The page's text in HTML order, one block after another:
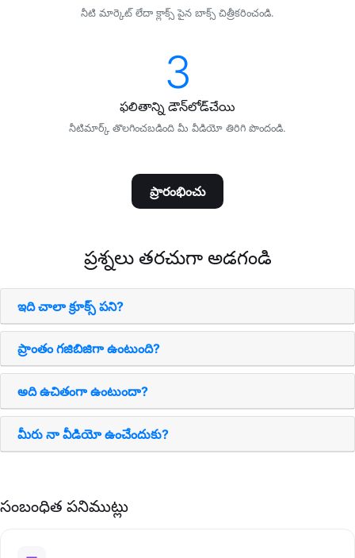
నీటి మార్కెట్ లేదా క్లాక్స్ పైన బాక్స్ చిత్రీకరించండి.
3
ఫలితాన్ని డౌన్‌లోడ్‌చేయి
నీటిమార్క్ తొలగించబడింది మీ వీడియో తిరిగి పొందండి.
ప్రారంభించు
ప్రశ్నలు తరచుగా అడగండి
ఇది చాలా క్రూక్స్ పని?
ప్రాంతం గజిబిజిగా ఉంటుంది?
అది ఉచితంగా ఉంటుందా?
మీరు నా వీడియో ఉంచేందుకు?
సంబంధిత పనిముట్లు